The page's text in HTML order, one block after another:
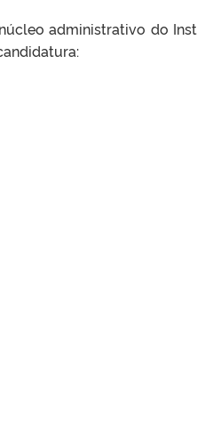
administrativo do